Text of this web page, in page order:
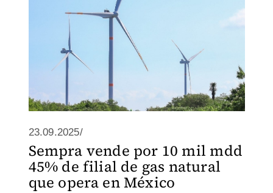
23.09.2025/
Sempra vende por 10 mil mdd
45% de filial de gas natural
que opera en México